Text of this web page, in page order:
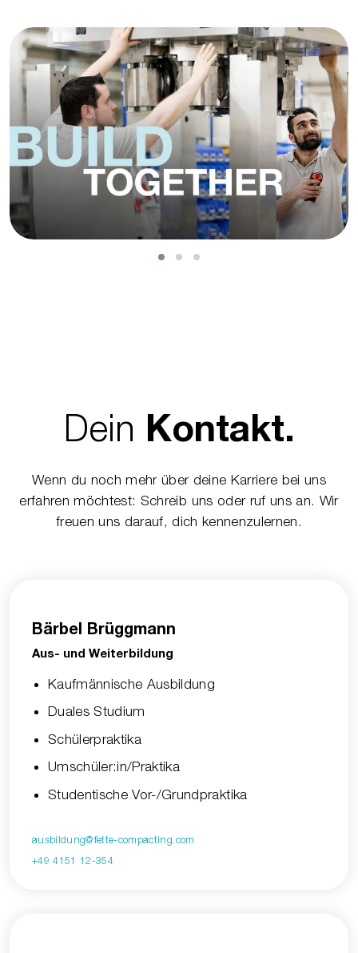
Dein Kontakt.
Wenn du noch mehr über deine Karriere bei uns
erfahren möchtest: Schreib uns oder ruf uns an. Wir
freuen uns darauf, dich kennenzulernen.
Bärbel Brüggmann
Aus- und Weiterbildung
Kaufmännische Ausbildung
Duales Studium
Schülerpraktika
Umschüler:in/Praktika
Studentische Vor-/Grundpraktika
ausbildung@fette-compacting.com
+49 4151 12-354